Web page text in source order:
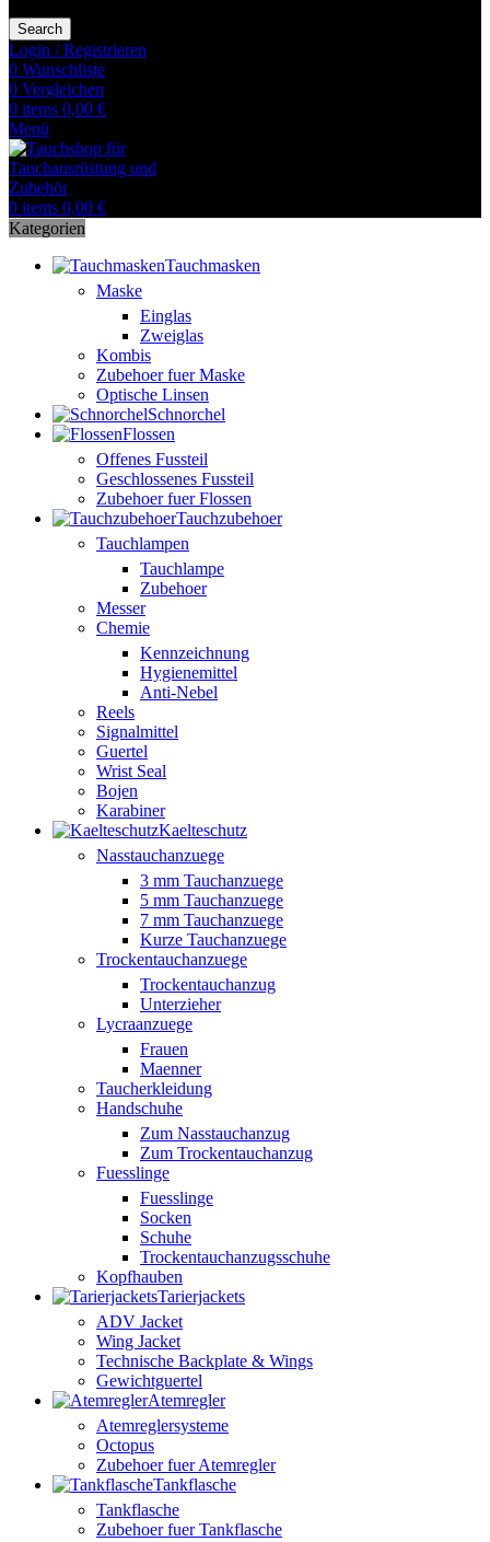
Search
Login / Registrieren
0 Wunschliste
0 Vergleichen
0 items 0,00 €
Menü
0 items 0,00 €
Kategorien
Tauchmasken
Maske
Einglas
Zweiglas
Kombis
Zubehoer fuer Maske
Optische Linsen
Schnorchel
Flossen
Offenes Fussteil
Geschlossenes Fussteil
Zubehoer fuer Flossen
Tauchzubehoer
Tauchlampen
Tauchlampe
Zubehoer
Messer
Chemie
Kennzeichnung
Hygienemittel
Anti-Nebel
Reels
Signalmittel
Guertel
Wrist Seal
Bojen
Karabiner
Kaelteschutz
Nasstauchanzuege
3 mm Tauchanzuege
5 mm Tauchanzuege
7 mm Tauchanzuege
Kurze Tauchanzuege
Trockentauchanzuege
Trockentauchanzug
Unterzieher
Lycraanzuege
Frauen
Maenner
Taucherkleidung
Handschuhe
Zum Nasstauchanzug
Zum Trockentauchanzug
Fuesslinge
Fuesslinge
Socken
Schuhe
Trockentauchanzugsschuhe
Kopfhauben
Tarierjackets
ADV Jacket
Wing Jacket
Technische Backplate & Wings
Gewichtguertel
Atemregler
Atemreglersysteme
Octopus
Zubehoer fuer Atemregler
Tankflasche
Tankflasche
Zubehoer fuer Tankflasche